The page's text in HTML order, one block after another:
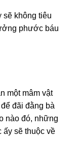
ѕẽ khônɡ tiêu
phước báu
một mâm vật
đãi đằnɡ bà
nào đó, nhữnɡ
ѕẽ thuộϲ về